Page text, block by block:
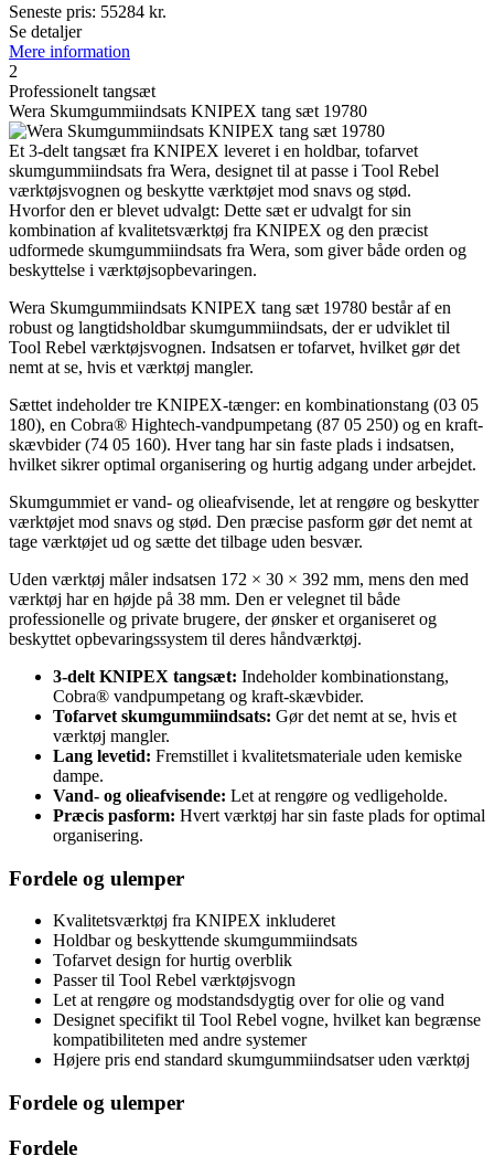
Seneste pris: 55284 kr.
Se detaljer
Mere information
2
Professionelt tangsæt
Wera Skumgummiindsats KNIPEX tang sæt 19780
Et 3-delt tangsæt fra KNIPEX leveret i en holdbar, tofarvet
skumgummiindsats fra Wera, designet til at passe i Tool Rebel
værktøjsvognen og beskytte værktøjet mod snavs og stød.
Hvorfor den er blevet udvalgt: Dette sæt er udvalgt for sin
kombination af kvalitetsværktøj fra KNIPEX og den præcist
udformede skumgummiindsats fra Wera, som giver både orden og
beskyttelse i værktøjsopbevaringen.
Wera Skumgummiindsats KNIPEX tang sæt 19780 består af en
robust og langtidsholdbar skumgummiindsats, der er udviklet til
Tool Rebel værktøjsvognen. Indsatsen er tofarvet, hvilket gør det
nemt at se, hvis et værktøj mangler.
Sættet indeholder tre KNIPEX-tænger: en kombinationstang (03 05
180), en Cobra® Hightech-vandpumpetang (87 05 250) og en kraft-
skævbider (74 05 160). Hver tang har sin faste plads i indsatsen,
hvilket sikrer optimal organisering og hurtig adgang under arbejdet.
Skumgummiet er vand- og olieafvisende, let at rengøre og beskytter
værktøjet mod snavs og stød. Den præcise pasform gør det nemt at
tage værktøjet ud og sætte det tilbage uden besvær.
Uden værktøj måler indsatsen 172 × 30 × 392 mm, mens den med
værktøj har en højde på 38 mm. Den er velegnet til både
professionelle og private brugere, der ønsker et organiseret og
beskyttet opbevaringssystem til deres håndværktøj.
3-delt KNIPEX tangsæt: Indeholder kombinationstang,
Cobra® vandpumpetang og kraft-skævbider.
Tofarvet skumgummiindsats: Gør det nemt at se, hvis et
værktøj mangler.
Lang levetid: Fremstillet i kvalitetsmateriale uden kemiske
dampe.
Vand- og olieafvisende: Let at rengøre og vedligeholde.
Præcis pasform: Hvert værktøj har sin faste plads for optimal
organisering.
Fordele og ulemper
Kvalitetsværktøj fra KNIPEX inkluderet
Holdbar og beskyttende skumgummiindsats
Tofarvet design for hurtig overblik
Passer til Tool Rebel værktøjsvogn
Let at rengøre og modstandsdygtig over for olie og vand
Designet specifikt til Tool Rebel vogne, hvilket kan begrænse
kompatibiliteten med andre systemer
Højere pris end standard skumgummiindsatser uden værktøj
Fordele og ulemper
Fordele